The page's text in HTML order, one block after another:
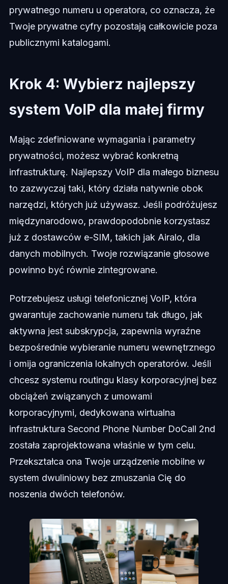
prywatnego numeru u operatora, co oznacza, że
Twoje prywatne cyfry pozostają całkowicie poza
publicznymi katalogami.
Krok 4: Wybierz najlepszy
system VoIP dla małej firmy
Mając zdefiniowane wymagania i parametry
prywatności, możesz wybrać konkretną
infrastrukturę. Najlepszy VoIP dla małego biznesu
to zazwyczaj taki, który działa natywnie obok
narzędzi, których już używasz. Jeśli podróżujesz
międzynarodowo, prawdopodobnie korzystasz
już z dostawców e-SIM, takich jak Airalo, dla
danych mobilnych. Twoje rozwiązanie głosowe
powinno być równie zintegrowane.
Potrzebujesz usługi telefonicznej VoIP, która
gwarantuje zachowanie numeru tak długo, jak
aktywna jest subskrypcja, zapewnia wyraźne
bezpośrednie wybieranie numeru wewnętrznego
i omija ograniczenia lokalnych operatorów. Jeśli
chcesz systemu routingu klasy korporacyjnej bez
obciążeń związanych z umowami
korporacyjnymi, dedykowana wirtualna
infrastruktura Second Phone Number DoCall 2nd
została zaprojektowana właśnie w tym celu.
Przekształca ona Twoje urządzenie mobilne w
system dwuliniowy bez zmuszania Cię do
noszenia dwóch telefonów.